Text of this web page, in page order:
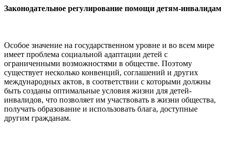
Законодательное регулирование помощи детям-инвалидам
Особое значение на государственном уровне и во всем мире
имеет проблема социальной адаптации детей с
ограниченными возможностями в обществе. Поэтому
существует несколько конвенций, соглашений и других
международных актов, в соответствии с которыми должны
быть созданы оптимальные условия жизни для детей-
инвалидов, что позволяет им участвовать в жизни общества,
получать образование и использовать блага, доступные
другим гражданам.